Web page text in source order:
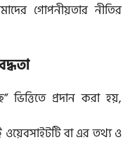
গোপনীয়তার নীতির
ভিত্তিতে প্রদান করা হয়,
ওয়েবসাইটটি বা এর তথ্য ও